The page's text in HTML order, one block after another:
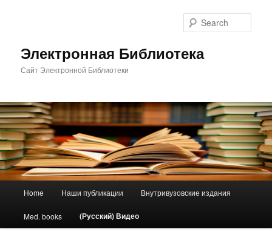
Электронная Библиотека
Сайт Электронной Библиотеки
Skip to primary content
Skip to secondary content
Home Наши публикации Внутривузовские издания
Med. books (Русский) Видео